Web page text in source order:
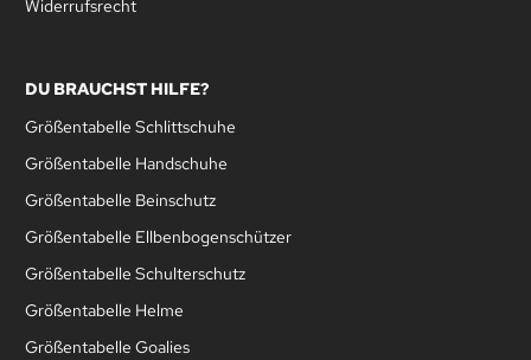
Widerrufsrecht
DU BRAUCHST HILFE?
Größentabelle Schlittschuhe
Größentabelle Handschuhe
Größentabelle Beinschutz
Größentabelle Ellbenbogenschützer
Größentabelle Schulterschutz
Größentabelle Helme
Größentabelle Goalies